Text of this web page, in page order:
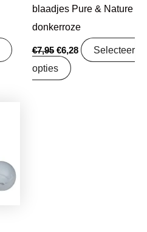
blaadjes Pure & Nature
donkerroze
€7,95 €6,28
Selecteer
opties